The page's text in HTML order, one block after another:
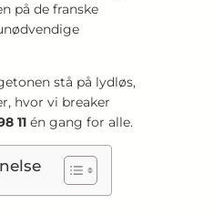
på de franske
stå på lydløs,
hvor vi breaker
11 én gang for alle.